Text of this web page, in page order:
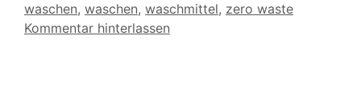
waschen, waschen, waschmittel, zero waste
Kommentar hinterlassen